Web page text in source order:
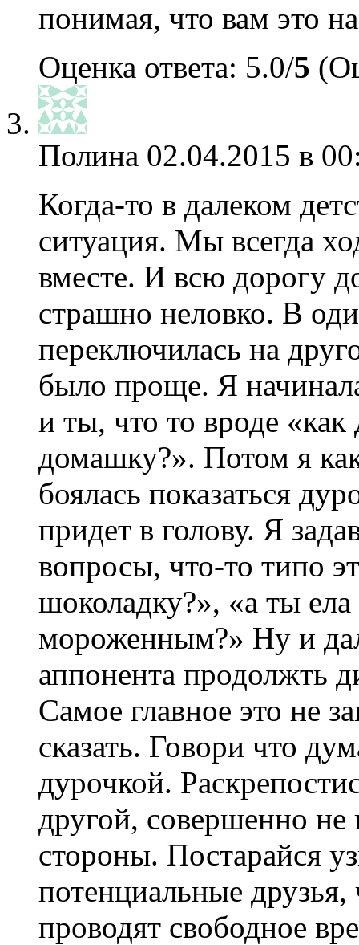
понимая, что вам это
Оценка ответа: 5.0/5
Полина 02.04.2015 в
Когда-то в далеком
ситуация. Мы всегда
вместе. И всю дорогу
страшно неловко. В
переключилась на
было проще. Я
и ты, что то вроде «как
домашку?». Потом я
боялась показаться
придет в голову. Я
вопросы, что-то типо
шоколадку?», «а ты
мороженным?» Ну и
аппонента продолжть
Самое главное это не
сказать. Говори что
дурочкой.
другой, совершенно
стороны. Постарайся
потенциальные
проводят свободное